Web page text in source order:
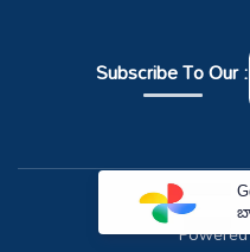
Subscribe To Our :
© Copyrights